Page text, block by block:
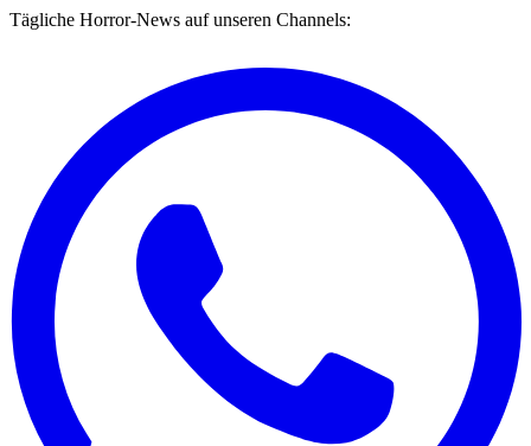
Tägliche Horror-News auf unseren Channels: